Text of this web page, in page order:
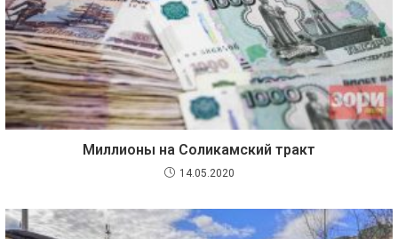
Миллионы на Соликамский тракт
14.05.2020